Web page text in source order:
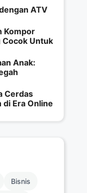
ATV
Kompor
Cocok Untuk
Anak:
Cerdas
Era Online
Bisnis